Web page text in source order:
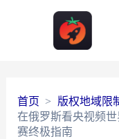
首页
版权地域限
在俄罗斯看央视频
赛终极指南